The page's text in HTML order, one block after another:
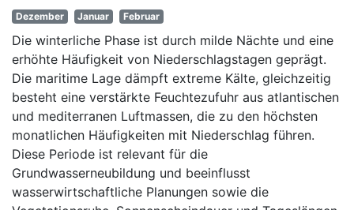
Dezember Januar Februar
Die winterliche Phase ist durch milde Nächte und eine
erhöhte Häufigkeit von Niederschlagstagen geprägt.
Die maritime Lage dämpft extreme Kälte, gleichzeitig
besteht eine verstärkte Feuchtezufuhr aus atlantischen
und mediterranen Luftmassen, die zu den höchsten
monatlichen Häufigkeiten mit Niederschlag führen.
Diese Periode ist relevant für die
Grundwasserneubildung und beeinflusst
wasserwirtschaftliche Planungen sowie die